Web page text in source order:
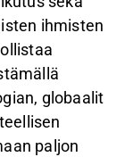
ihmisten
globaalit
paljon